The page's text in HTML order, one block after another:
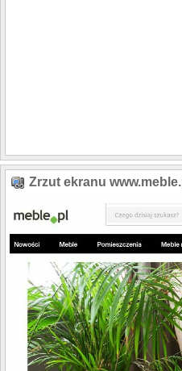
Zrzut ekranu